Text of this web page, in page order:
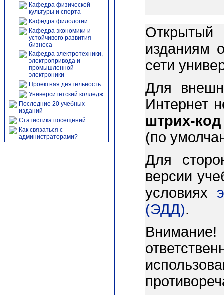
Кафедра физической
культуры и спорта
Кафедра филологии
Кафедра экономики и
устойчивого развития
бизнеса
Кафедра электротехники,
электропривода и
промышленной
электроники
Проектная деятельность
Университетский колледж
Последние 20 учебных
изданий
Статистика посещений
Как связаться с
администраторами?
Открытый
изданиям
сети
Для
Интернет
штрих-код
(по
Для
версии
условиях
(ЭДД).